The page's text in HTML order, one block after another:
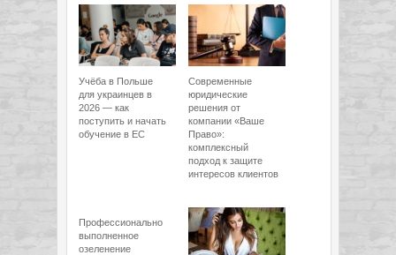
Учёба в Польше
для украинцев в
2026 — как
поступить и начать
обучение в ЕС
Современные
юридические
решения от
компании «Ваше
Право»:
комплексный
подход к защите
интересов клиентов
Профессионально
выполненное
озеленение